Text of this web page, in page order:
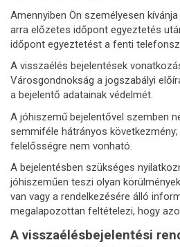
Amennyiben Ön személyesen
arra előzetes időpont egyeztetés
időpont egyeztetést a fenti
A visszaélés bejelentések
Városgondnokság a jogszabályi
a bejelentő adatainak védelmét.
A jóhiszemű bejelentővel szemben
semmiféle hátrányos
felelősségre nem vonható.
A bejelentésben szükséges
jóhiszeműen teszi olyan
van vagy a rendelkezésére álló
megalapozottan feltételezi, hogy
A visszaélésbejelentési